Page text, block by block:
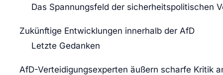
Das Spannungsfeld der sicherheitspolitischen
Zukünftige Entwicklungen innerhalb der AfD
Letzte Gedanken
AfD-Verteidigungsexperten äußern scharfe Kritik